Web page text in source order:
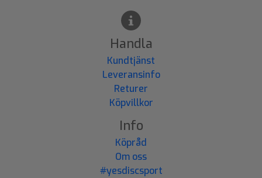
Handla
Kundtjänst
Leveransinfo
Returer
Köpvillkor
Info
Köpråd
Om oss
#yesdiscsport